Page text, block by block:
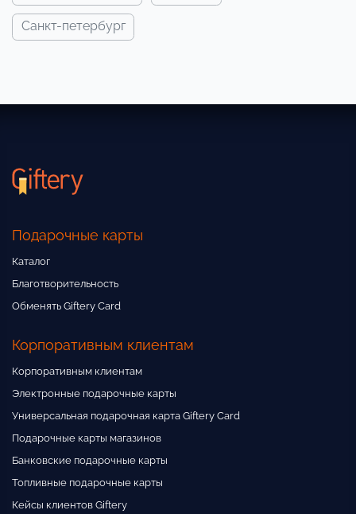
санкт-петербург
Подарочные карты
Каталог
Благотворительность
Обменять Giftery Card
Корпоративным клиентам
Корпоративным клиентам
Электронные подарочные карты
Универсальная подарочная карта Giftery Card
Подарочные карты магазинов
Банковские подарочные карты
Топливные подарочные карты
Кейсы клиентов Giftery